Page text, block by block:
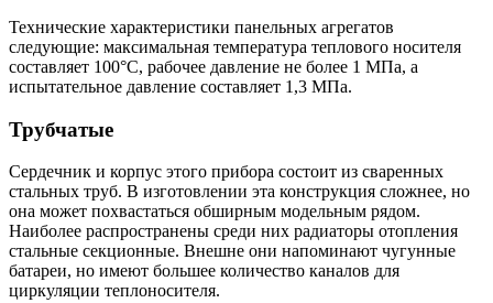
Технические характеристики панельных агрегатов
следующие: максимальная температура теплового носителя
составляет 100°С, рабочее давление не более 1 МПа, а
испытательное давление составляет 1,3 МПа.
Трубчатые
Сердечник и корпус этого прибора состоит из сваренных
стальных труб. В изготовлении эта конструкция сложнее, но
она может похвастаться обширным модельным рядом.
Наиболее распространены среди них радиаторы отопления
стальные секционные. Внешне они напоминают чугунные
батареи, но имеют большее количество каналов для
циркуляции теплоносителя.